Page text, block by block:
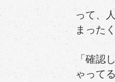
って、
まった
「確認
ゃって